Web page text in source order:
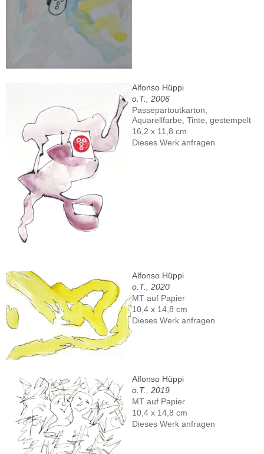
Alfonso Hüppi
o.T., 2006
Passepartoutkarton,
Aquarellfarbe, Tinte, gestempelt
16,2 x 11,8 cm
Dieses Werk anfragen
Alfonso Hüppi
o.T., 2020
MT auf Papier
10,4 x 14,8 cm
Dieses Werk anfragen
Alfonso Hüppi
o.T., 2019
MT auf Papier
10,4 x 14,8 cm
Dieses Werk anfragen